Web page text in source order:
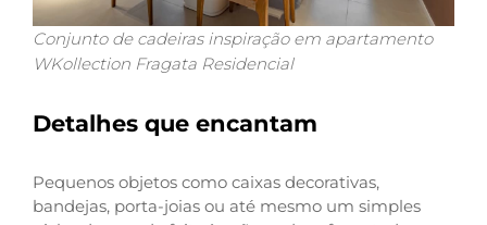
Conjunto de cadeiras inspiração em apartamento
WKollection Fragata Residencial
Detalhes que encantam
Pequenos objetos como caixas decorativas,
bandejas, porta-joias ou até mesmo um simples